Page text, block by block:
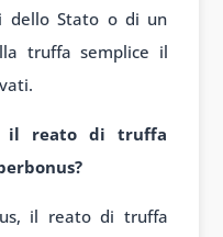
dello Stato o di un
truffa semplice il
il reato di truffa
il reato di truffa